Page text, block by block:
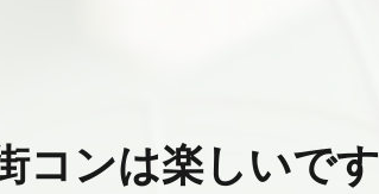
コンは楽しいです